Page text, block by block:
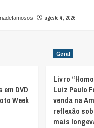
agosto 4, 2026
DVD
Week
Geral
Livro
Luiz Paulo
venda na
reflexão
mais